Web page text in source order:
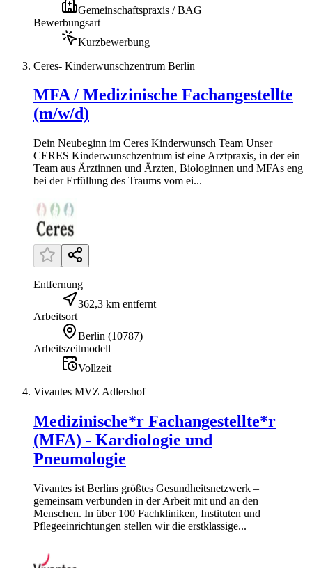
Gemeinschaftspraxis / BAG
Bewerbungsart
Kurzbewerbung
Ceres- Kinderwunschzentrum Berlin
MFA / Medizinische Fachangestellte
(m/w/d)
Dein Neubeginn im Ceres Kinderwunsch Team Unser
CERES Kinderwunschzentrum ist eine Arztpraxis, in der ein
Team aus Ärztinnen und Ärzten, Biologinnen und MFAs eng
bei der Erfüllung des Traums vom ei...
Entfernung
362,3 km entfernt
Arbeitsort
Berlin (10787)
Arbeitszeitmodell
Vollzeit
Vivantes MVZ Adlershof
Medizinische*r Fachangestellte*r
(MFA) - Kardiologie und
Pneumologie
Vivantes ist Berlins größtes Gesundheitsnetzwerk –
gemeinsam verbunden in der Arbeit mit und an den
Menschen. In über 100 Fachkliniken, Instituten und
Pflegeeinrichtungen stellen wir die erstklassige...